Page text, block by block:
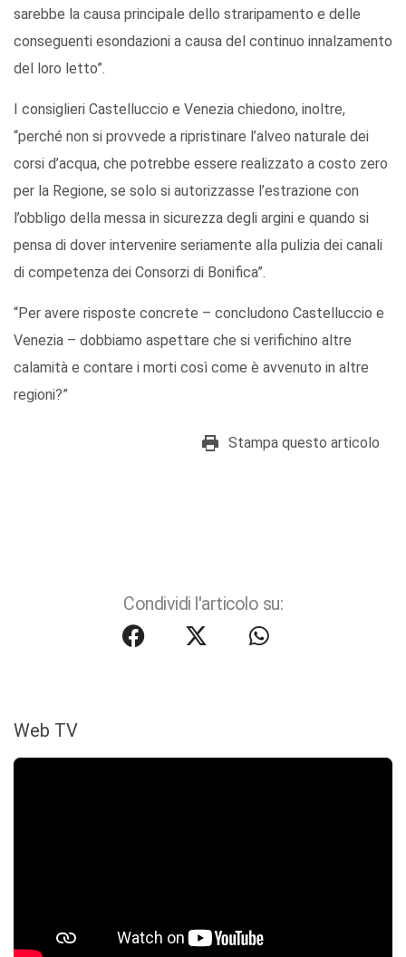
sarebbe la causa principale dello straripamento e delle
conseguenti esondazioni a causa del continuo innalzamento
del loro letto”.
I consiglieri Castelluccio e Venezia chiedono, inoltre,
“perché non si provvede a ripristinare l’alveo naturale dei
corsi d’acqua, che potrebbe essere realizzato a costo zero
per la Regione, se solo si autorizzasse l’estrazione con
l’obbligo della messa in sicurezza degli argini e quando si
pensa di dover intervenire seriamente alla pulizia dei canali
di competenza dei Consorzi di Bonifica”.
“Per avere risposte concrete – concludono Castelluccio e
Venezia – dobbiamo aspettare che si verifichino altre
calamità e contare i morti così come è avvenuto in altre
regioni?”
Stampa questo articolo
Condividi l'articolo su:
Web TV